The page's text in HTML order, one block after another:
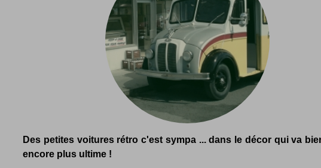
Des petites voitures rétro c'est sympa ... dans le décor qui va
encore plus ultime !